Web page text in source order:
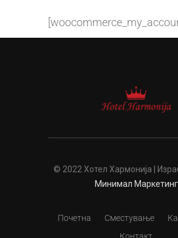
© 2022 Хотел Хармонија |
Минимал Маркетинг
Почетна Сместување